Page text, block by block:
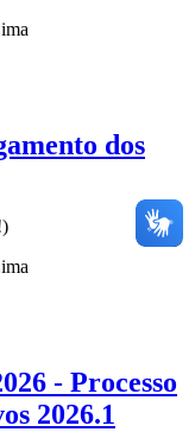
dos
- Processo
2026.1